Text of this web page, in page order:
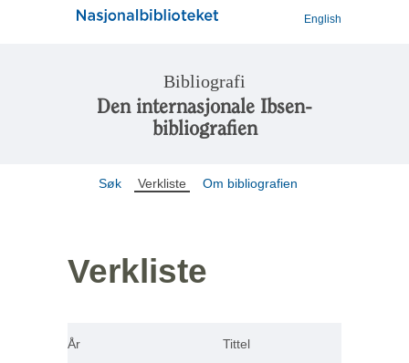
English
Bibliografi
Den internasjonale Ibsen-
bibliografien
Søk Verkliste Om bibliografien
Verkliste
År Tittel